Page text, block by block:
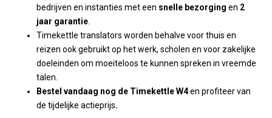
bedrijven en instanties met een snelle bezorging en 2
jaar garantie.
Timekettle translators worden behalve voor thuis en
reizen ook gebruikt op het werk, scholen en voor zakelijke
doeleinden om moeiteloos te kunnen spreken in vreemde
talen.
Bestel vandaag nog de Timekettle W4en profiteer van
de tijdelijke actieprijs.